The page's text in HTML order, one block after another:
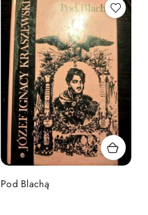
Pod Blachą